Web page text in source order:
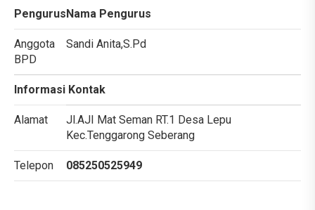
PengurusNama Pengurus
Anggota
BPD
Sandi Anita,S.Pd
Informasi Kontak
Alamat
Jl.AJI Mat Seman RT.1 Desa Lepu
Kec.Tenggarong Seberang
Telepon 085250525949